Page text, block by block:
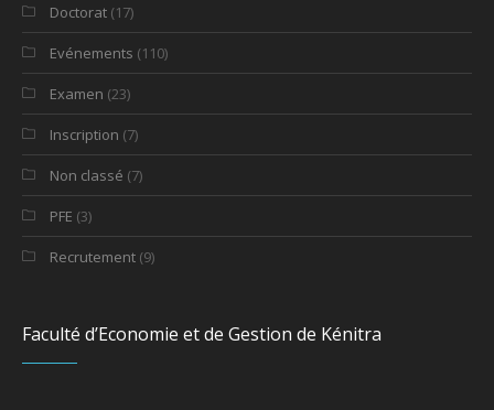
Doctorat (17)
Evénements (110)
Examen (23)
Inscription (7)
Non classé (7)
PFE (3)
Recrutement (9)
Faculté d’Economie et de Gestion de Kénitra